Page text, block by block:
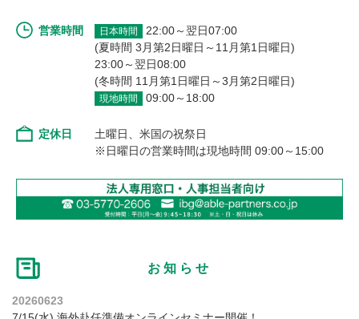
営業時間 日本時間
22:00～翌日07:00
(夏時間 3月第2日曜日～11月第1日曜日)
23:00～翌日08:00
(冬時間 11月第1日曜日～3月第2日曜日)
現地時間 09:00～18:00
定休日
土曜日、米国の祝祭日
※日曜日の営業時間は現地時間 09:00～15:00
お知らせ
20260623